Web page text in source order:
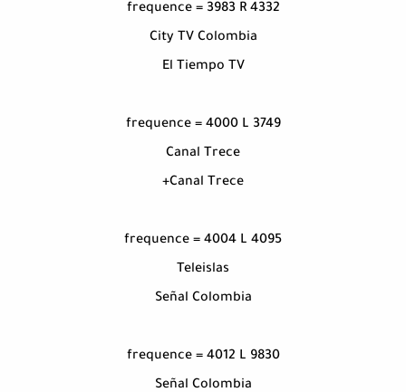
frequence = 3983 R 4332
City TV Colombia
El Tiempo TV
frequence = 4000 L 3749
Canal Trece
Canal Trece+
frequence = 4004 L 4095
Teleislas
Señal Colombia
frequence = 4012 L 9830
Señal Colombia